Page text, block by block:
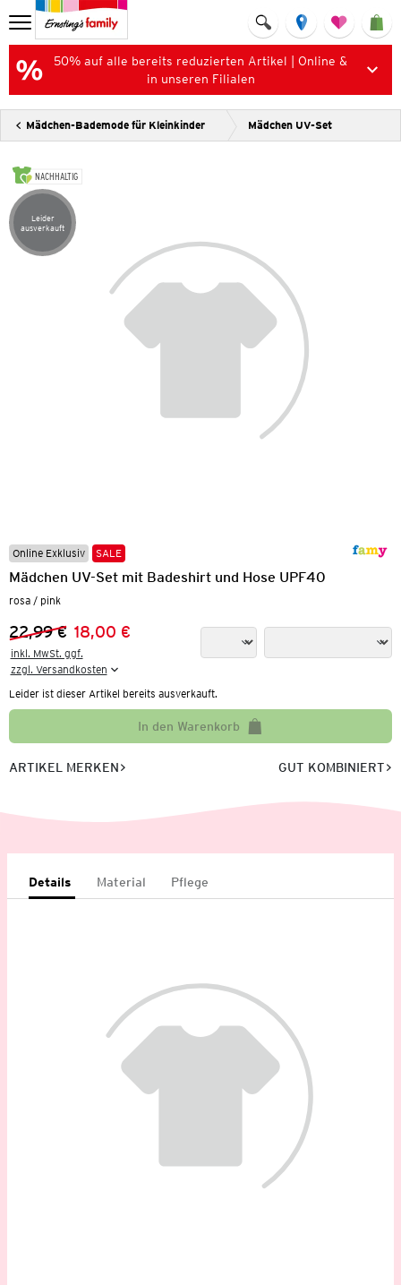
50% auf alle bereits reduzierten Artikel | Online &
in unseren Filialen
Mädchen-Bademode für Kleinkinder Mädchen UV-Set
NACHHALTIG
Artikel leider ausverkauft
Leider
ausverkauft
Online Exklusiv SALE
Mädchen UV-Set mit Badeshirt und Hose UPF40
rosa / pink
Vorheriger Preis:
22,99 €
Neuer Preis:18,00 €
inkl. MwSt. ggf.
zzgl. Versandkosten
Leider ist dieser Artikel bereits ausverkauft.
In den Warenkorb
ARTIKEL MERKEN GUT KOMBINIERT
Details Material Pflege